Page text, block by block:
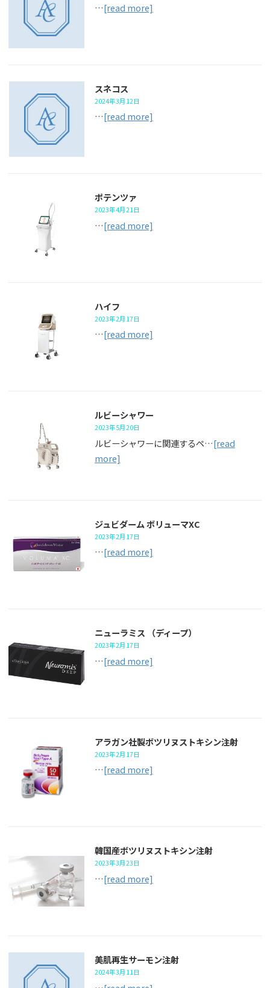
…[read more]
スネコス
2024年3月12日
…[read more]
ポテンツァ
2023年4月21日
…[read more]
ハイフ
2023年2月17日
…[read more]
ルビーシャワー
2023年5月20日
ルビーシャワーに関連するペ…[read
more]
ジュビダーム ボリューマXC
2023年2月17日
…[read more]
ニューラミス （ディープ）
2023年2月17日
…[read more]
アラガン社製ボツリヌストキシン注射
2023年2月17日
…[read more]
韓国産ボツリヌストキシン注射
2023年3月23日
…[read more]
美肌再生サーモン注射
2024年3月11日